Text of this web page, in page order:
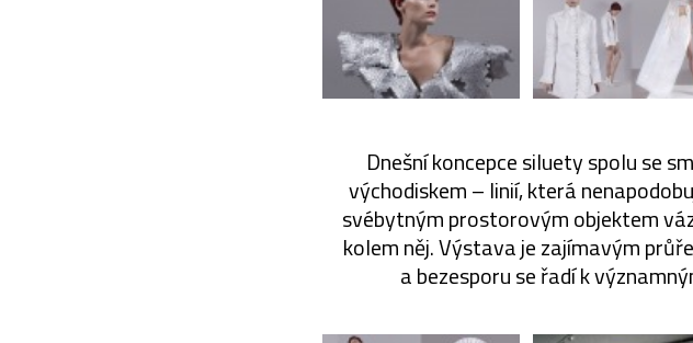
Dnešní koncepce siluety spolu se
východiskem – linií, která
svébytným prostorovým objektem
kolem něj. Výstava je zajímavým
a bezesporu se řadí k